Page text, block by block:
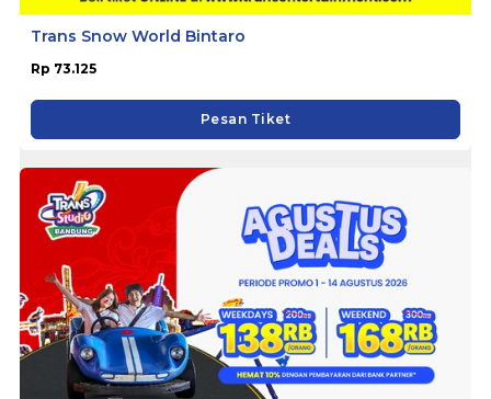
Trans Snow World Bintaro
Rp 73.125
Pesan Tiket